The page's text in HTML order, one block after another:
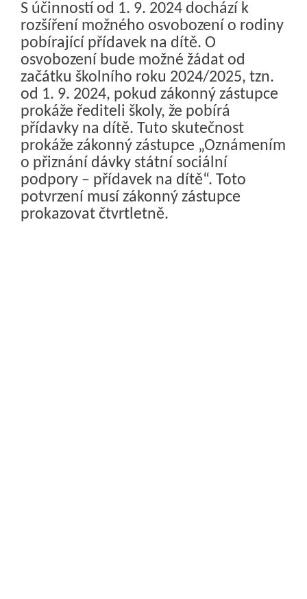
S účinností od 1. 9. 2024 dochází k
rozšíření možného osvobození o rodiny
pobírající přídavek na dítě. O
osvobození bude možné žádat od
začátku školního roku 2024/2025, tzn.
od 1. 9. 2024, pokud zákonný zástupce
prokáže řediteli školy, že pobírá
přídavky na dítě. Tuto skutečnost
prokáže zákonný zástupce „Oznámením
o přiznání dávky státní sociální
podpory – přídavek na dítě“. Toto
potvrzení musí zákonný zástupce
prokazovat čtvrtletně.